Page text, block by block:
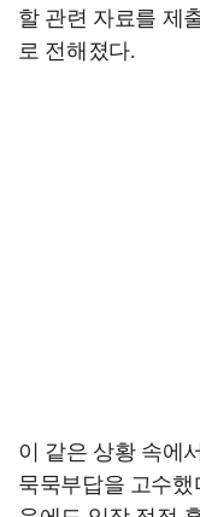
할 관련 자료를 제
로 전해졌다.
이 같은 상황 속에
묵묵부답을 고수